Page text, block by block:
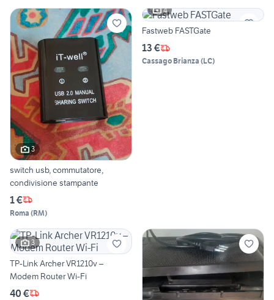
3
switch usb, commutatore,
condivisione stampante
1 €
Roma (RM)
4
Fastweb FASTGate
13 €
Cassago Brianza (LC)
3
TP-Link Archer VR1210v –
Modem Router Wi-Fi
40 €